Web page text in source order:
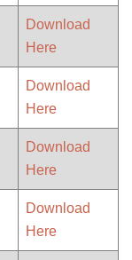
Download
Here
Download
Here
Download
Here
Download
Here